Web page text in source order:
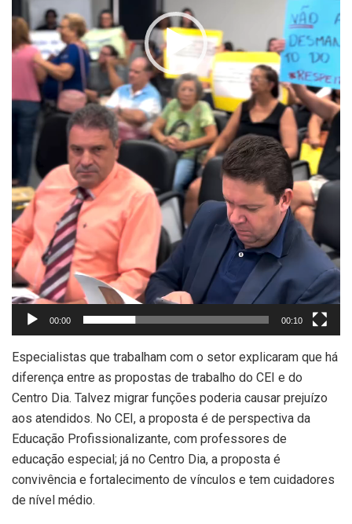
00:00 00:10
Especialistas que trabalham com o setor explicaram que há
diferença entre as propostas de trabalho do CEI e do
Centro Dia. Talvez migrar funções poderia causar prejuízo
aos atendidos. No CEI, a proposta é de perspectiva da
Educação Profissionalizante, com professores de
educação especial; já no Centro Dia, a proposta é
convivência e fortalecimento de vínculos e tem cuidadores
de nível médio.